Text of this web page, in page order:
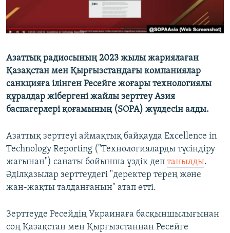
Азаттық радиосының 2023 жылы жариялаған
Қазақстан мен Қырғызстандағы компаниялар
санкцияға ілінген Ресейге жоғары технологиялы
құралдар жібергені жайлы зерттеу Азия
баспагерлері қоғамының (SOPA) жүлдесін алды.
Азаттық зерттеуі аймақтық байқауда Excellence in
Technology Reporting ("Технологияларды түсіндіру
жағынан") санаты бойынша үздік деп танылды.
Әділқазылар зерттеудегі "деректер терең және
жан-жақты талданғанын" атап өтті.
Зерттеуде Ресейдің Украинаға басқыншылығынан
соң Қазақстан мен Қырғызстаннан Ресейге